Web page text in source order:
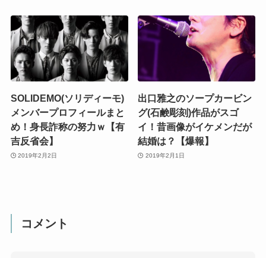
SOLIDEMO(ソリディーモ)
メンバープロフィールまと
め！身長詐称の努力ｗ【有
吉反省会】
2019年2月2日
出口雅之のソープカービン
グ(石鹸彫刻)作品がスゴ
イ！昔画像がイケメンだが
結婚は？【爆報】
2019年2月1日
コメント